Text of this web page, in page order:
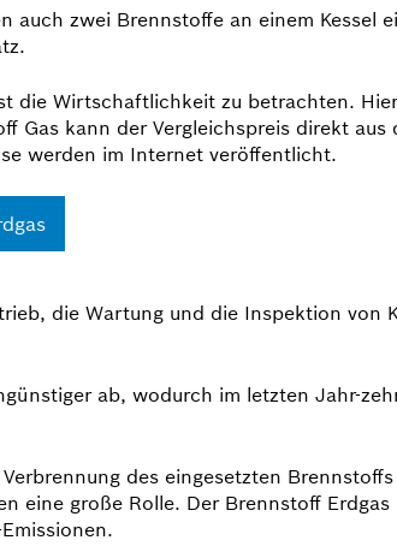
zwei Brennstoffe an einem Kessel
die Wirtschaftlichkeit zu betrachten.
Gas kann der Vergleichspreis direkt
werden im Internet veröffentlicht.
die Wartung und die Inspektion von
ab, wodurch im letzten Jahr-
des eingesetzten
eine große Rolle. Der Brennstoff